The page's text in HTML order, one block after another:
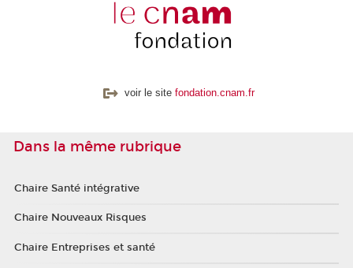
voir le site fondation.cnam.fr
Dans la même rubrique
Chaire Santé intégrative
Chaire Nouveaux Risques
Chaire Entreprises et santé